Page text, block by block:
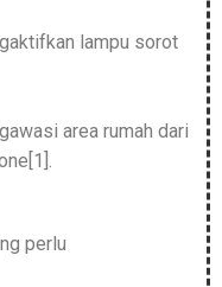
lampu sorot
area rumah dari
perlu